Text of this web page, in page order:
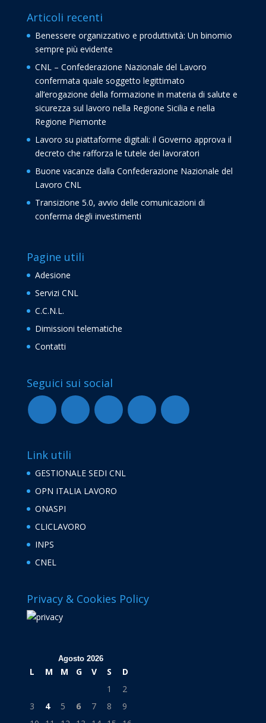
Articoli recenti
Benessere organizzativo e produttività: Un binomio
sempre più evidente
CNL – Confederazione Nazionale del Lavoro
confermata quale soggetto legittimato
all’erogazione della formazione in materia di salute e
sicurezza sul lavoro nella Regione Sicilia e nella
Regione Piemonte
Lavoro su piattaforme digitali: il Governo approva il
decreto che rafforza le tutele dei lavoratori
Buone vacanze dalla Confederazione Nazionale del
Lavoro CNL
Transizione 5.0, avvio delle comunicazioni di
conferma degli investimenti
Pagine utili
Adesione
Servizi CNL
C.C.N.L.
Dimissioni telematiche
Contatti
Seguici sui social
Link utili
GESTIONALE SEDI CNL
OPN ITALIA LAVORO
ONASPI
CLICLAVORO
INPS
CNEL
Privacy & Cookies Policy
Agosto 2026
L M M G V S
D
1
2
3
4 5 6 7 8
9